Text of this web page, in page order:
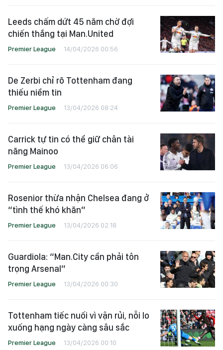
Leeds chấm dứt 45 năm chờ đợi
chiến thắng tại Man.United
Premier League 14/04/2026 00:56
De Zerbi chỉ rõ Tottenham đang
thiếu niềm tin
Premier League 13/04/2026 08:24
Carrick tự tin có thể giữ chân tài
năng Mainoo
Premier League 13/04/2026 06:06
Rosenior thừa nhận Chelsea đang ở
“tình thế khó khăn”
Premier League 13/04/2026 02:18
Guardiola: “Man.City cần phải tôn
trọng Arsenal”
Premier League 13/04/2026 00:30
Tottenham tiếc nuối vì vận rủi, nỗi lo
xuống hạng ngày càng sâu sắc
Premier League 13/04/2026 00:10